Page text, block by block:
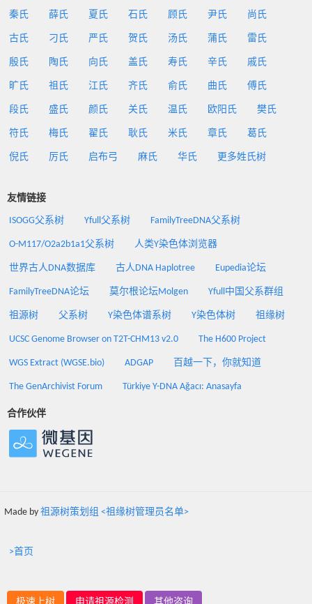
秦氏 薛氏 夏氏 石氏 顾氏 尹氏 尚氏
古氏 刁氏 严氏 贺氏 汤氏 蒲氏 雷氏
殷氏 陶氏 向氏 盖氏 寿氏 辛氏 戚氏
旷氏 祖氏 江氏 齐氏 俞氏 曲氏 傅氏
段氏 盛氏 颜氏 关氏 温氏 欧阳氏 樊氏
符氏 梅氏 翟氏 耿氏 米氏 章氏 葛氏
倪氏 厉氏 启布弓 麻氏 华氏 更多姓氏树
友情链接
ISOGG父系树 Yfull父系树 FamilyTreeDNA父系树
O-M117/O2a2b1a1父系树 人类Y染色体浏览器
世界古人DNA数据库 古人DNA Haplotree Eupedia论坛
FamilyTreeDNA论坛 莫尔根论坛Molgen Yfull中国父系群组
祖源树 父系树 Y染色体谱系树 Y染色体树 祖缘树
UCSC Genome Browser on T2T-CHM13 v2.0 The H600 Project
WGS Extract (WGSE.bio) ADGAP 百越一下，你就知道
The GenArchivist Forum Türkiye Y-DNA Ağacı: Anasayfa
合作伙伴
Made by 祖源树策划组 <祖缘树管理员名单>
>首页